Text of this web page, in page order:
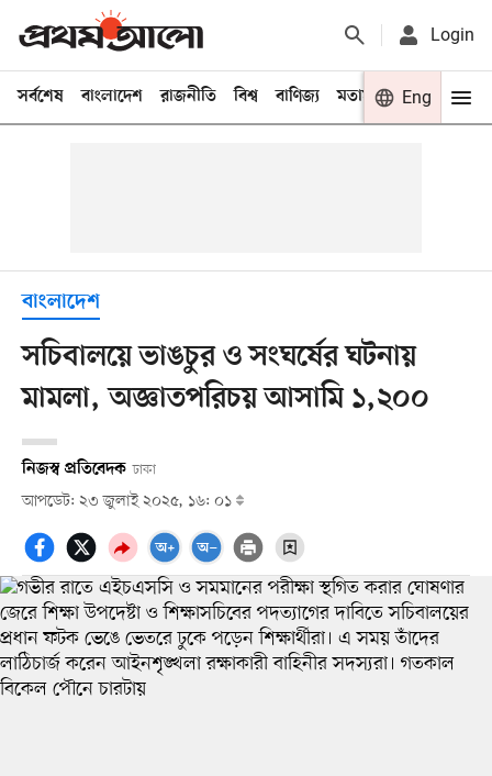
Login
সর্বশেষ বাংলাদেশ রাজনীতি বিশ্ব বাণিজ্য মতামত খেলা
Eng
বাংলাদেশ
সচিবালয়ে ভাঙচুর ও সংঘর্ষের ঘটনায়
মামলা, অজ্ঞাতপরিচয় আসামি ১,২০০
নিজস্ব প্রতিবেদক ঢাকা
আপডেট: ২৩ জুলাই ২০২৫, ১৬: ০১